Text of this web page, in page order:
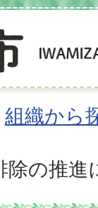
組織から
除の推進